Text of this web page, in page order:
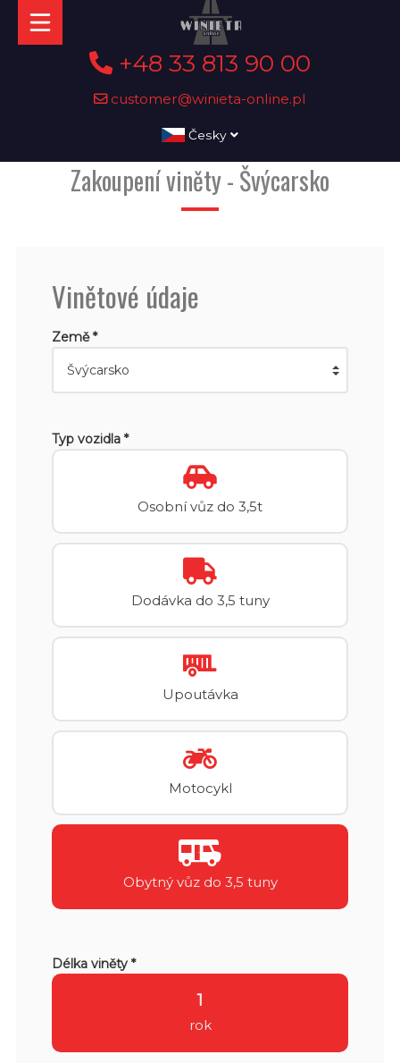
+48 33 813 90 00
customer@winieta-online.pl
Česky
Zakoupení viněty - Švýcarsko
Vinětové údaje
Země *
Typ vozidla *
Osobní vůz do 3,5t
Dodávka do 3,5 tuny
Upoutávka
Motocykl
Obytný vůz do 3,5 tuny
Délka viněty *
1
rok